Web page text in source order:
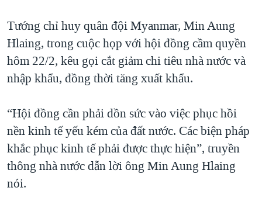
Tướng chỉ huy quân đội Myanmar, Min Aung
Hlaing, trong cuộc họp với hội đồng cầm quyền
hôm 22/2, kêu gọi cắt giảm chi tiêu nhà nước và
nhập khẩu, đồng thời tăng xuất khẩu.
“Hội đồng cần phải dồn sức vào việc phục hồi
nền kinh tế yếu kém của đất nước. Các biện pháp
khắc phục kinh tế phải được thực hiện”, truyền
thông nhà nước dẫn lời ông Min Aung Hlaing
nói.